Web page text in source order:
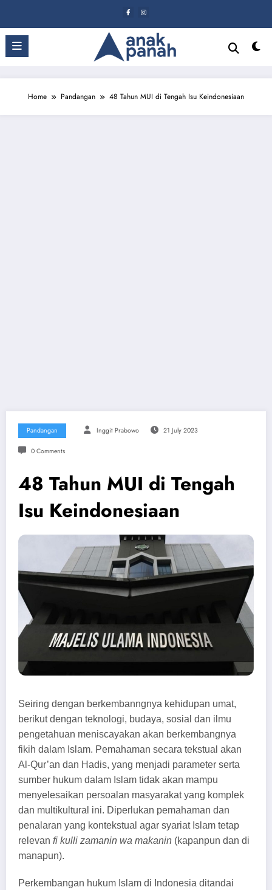
content
Home Pandangan 48 Tahun MUI di Tengah Isu Keindonesiaan
Pandangan Inggit Prabowo 21 July 2023
0 Comments
48 Tahun MUI di Tengah
Isu Keindonesiaan
Seiring dengan berkembanngnya kehidupan umat,
berikut dengan teknologi, budaya, sosial dan ilmu
pengetahuan meniscayakan akan berkembangnya
fikih dalam Islam. Pemahaman secara tekstual akan
Al-Qur’an dan Hadis, yang menjadi parameter serta
sumber hukum dalam Islam tidak akan mampu
menyelesaikan persoalan masyarakat yang komplek
dan multikultural ini. Diperlukan pemahaman dan
penalaran yang kontekstual agar syariat Islam tetap
relevan fi kulli zamanin wa makanin (kapanpun dan di
manapun).
Perkembangan hukum Islam di Indonesia ditandai